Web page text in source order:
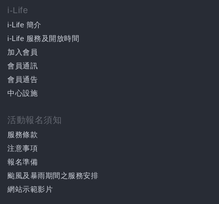
i-Life
i-Life 簡介
i-Life 服務及開放時間
加入會員
會員通訊
會員通告
中心設施
活動報名須知
服務條款
注意事項
報名準備
颱風及暴雨期間之服務安排
網站示範影片